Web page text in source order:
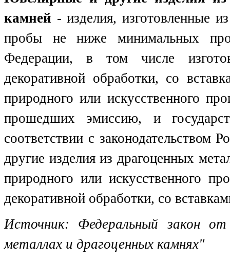
камней - изделия, изготовленные
пробы не ниже минимальных
Федерации, в том числе
декоративной обработки, со
природного или искусственного
прошедших эмиссию, и
соответствии с
другие изделия из драгоценных
природного или искусственного
декоративной обработки, со
Источник: Федеральный закон
металлах и драгоценных камнях"